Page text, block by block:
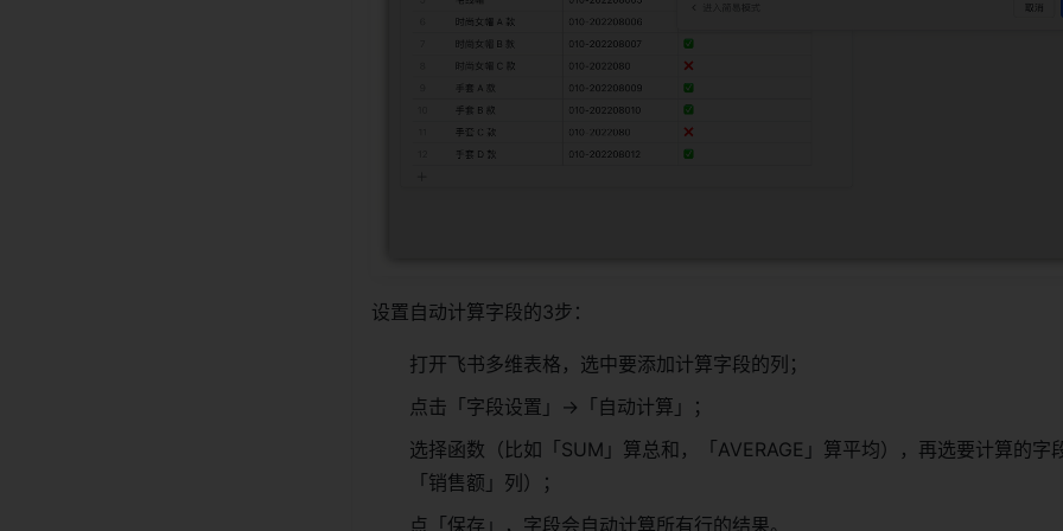
设置自动计算字段的3步：
打开飞书多维表格，选中要添加计算字段的列；
点击「字段设置」→「自动计算」；
选择函数（比如「SUM」算总和，「AVERAGE」算平均），再选要计算的字
「销售额」列）；
点「保存」，字段会自动计算所有行的结果。